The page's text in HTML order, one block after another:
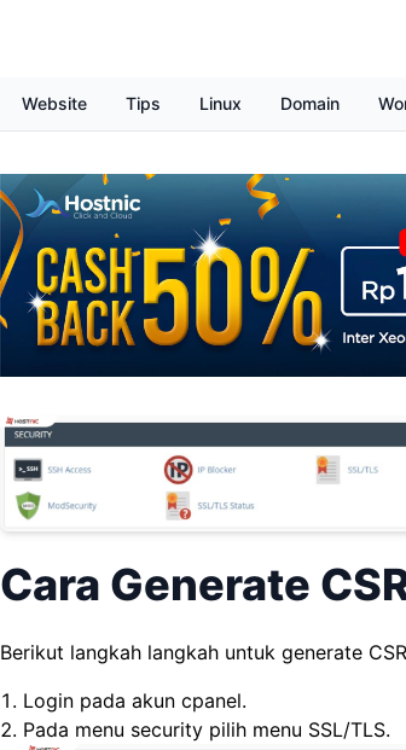
Website Tips Linux Domain
Cara Generate
Berikut langkah langkah untuk generate
Login pada akun cpanel.
Pada menu security pilih menu SSL/TLS.